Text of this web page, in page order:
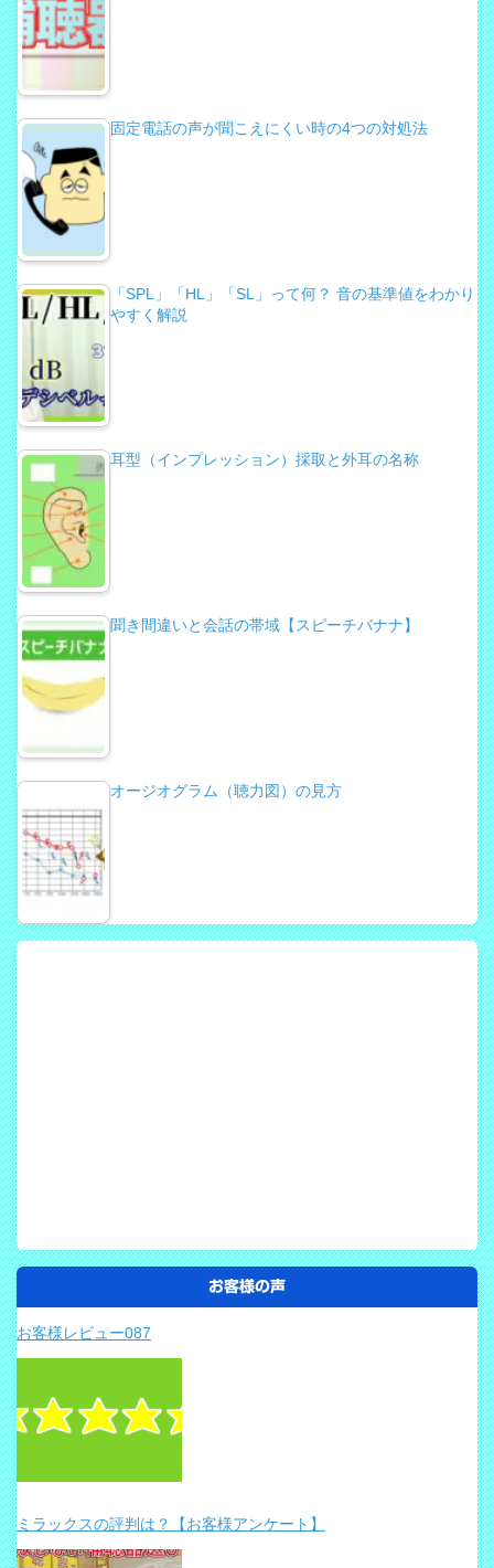
固定電話の声が聞こえにくい時の4つの対処法
「SPL」「HL」「SL」って何？ 音の基準値をわかり
やすく解説
耳型（インプレッション）採取と外耳の名称
聞き間違いと会話の帯域【スピーチバナナ】
オージオグラム（聴力図）の見方
お客様の声
お客様レビュー087
ミラックスの評判は？【お客様アンケート】